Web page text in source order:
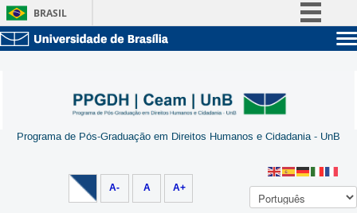
BRASIL
Acesso à informação
Legislação
Canais
Estude na UnB
Administração
Programa de Pós-Graduação em Direitos Humanos e Cidadania - UnB
A- A A+